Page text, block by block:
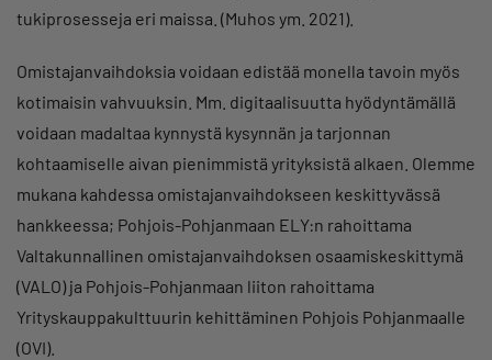
tukiprosesseja eri maissa. (Muhos ym. 2021).
Omistajanvaihdoksia voidaan edistää monella tavoin myös
kotimaisin vahvuuksin. Mm. digitaalisuutta hyödyntämällä
voidaan madaltaa kynnystä kysynnän ja tarjonnan
kohtaamiselle aivan pienimmistä yrityksistä alkaen. Olemme
mukana kahdessa omistajanvaihdokseen keskittyvässä
hankkeessa; Pohjois-Pohjanmaan ELY:n rahoittama
Valtakunnallinen omistajanvaihdoksen osaamiskeskittymä
(VALO) ja Pohjois-Pohjanmaan liiton rahoittama
Yrityskauppakulttuurin kehittäminen Pohjois Pohjanmaalle
(OVI).